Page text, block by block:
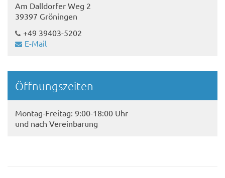
Am Dalldorfer Weg 2
39397 Gröningen
+49 39403-5202
E-Mail
Öffnungszeiten
Montag-Freitag: 9:00-18:00 Uhr
und nach Vereinbarung